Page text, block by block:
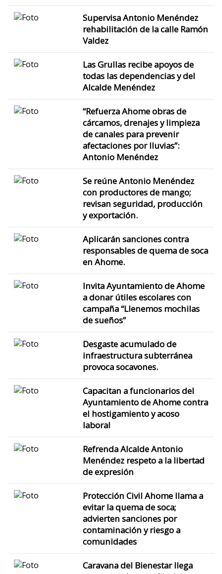
Supervisa Antonio Menéndez
rehabilitación de la calle Ramón
Valdez
Las Grullas recibe apoyos de
todas las dependencias y del
Alcalde Menéndez
“Refuerza Ahome obras de
cárcamos, drenajes y limpieza
de canales para prevenir
afectaciones por lluvias”:
Antonio Menéndez
Se reúne Antonio Menéndez
con productores de mango;
revisan seguridad, producción
y exportación.
Aplicarán sanciones contra
responsables de quema de soca
en Ahome.
Invita Ayuntamiento de Ahome
a donar útiles escolares con
campaña “Llenemos mochilas
de sueños”
Desgaste acumulado de
infraestructura subterránea
provoca socavones.
Capacitan a funcionarios del
Ayuntamiento de Ahome contra
el hostigamiento y acoso
laboral
Refrenda Alcalde Antonio
Menéndez respeto a la libertad
de expresión
Protección Civil Ahome llama a
evitar la quema de soca;
advierten sanciones por
contaminación y riesgo a
comunidades
Caravana del Bienestar llega